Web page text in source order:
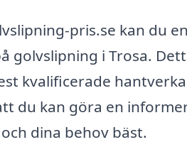
pris.se kan du
golvslipning i Trosa.
kvalificerade
du kan göra en
dina behov bäst.